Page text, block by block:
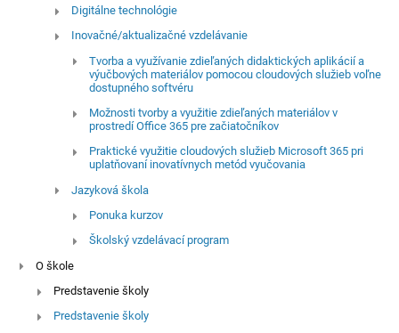
Digitálne technológie
Inovačné/aktualizačné vzdelávanie
Tvorba a využívanie zdieľaných didaktických aplikácií a
výučbových materiálov pomocou cloudových služieb voľne
dostupného softvéru
Možnosti tvorby a využitie zdieľaných materiálov v
prostredí Office 365 pre začiatočníkov
Praktické využitie cloudových služieb Microsoft 365 pri
uplatňovaní inovatívnych metód vyučovania
Jazyková škola
Ponuka kurzov
Školský vzdelávací program
O škole
Predstavenie školy
Predstavenie školy